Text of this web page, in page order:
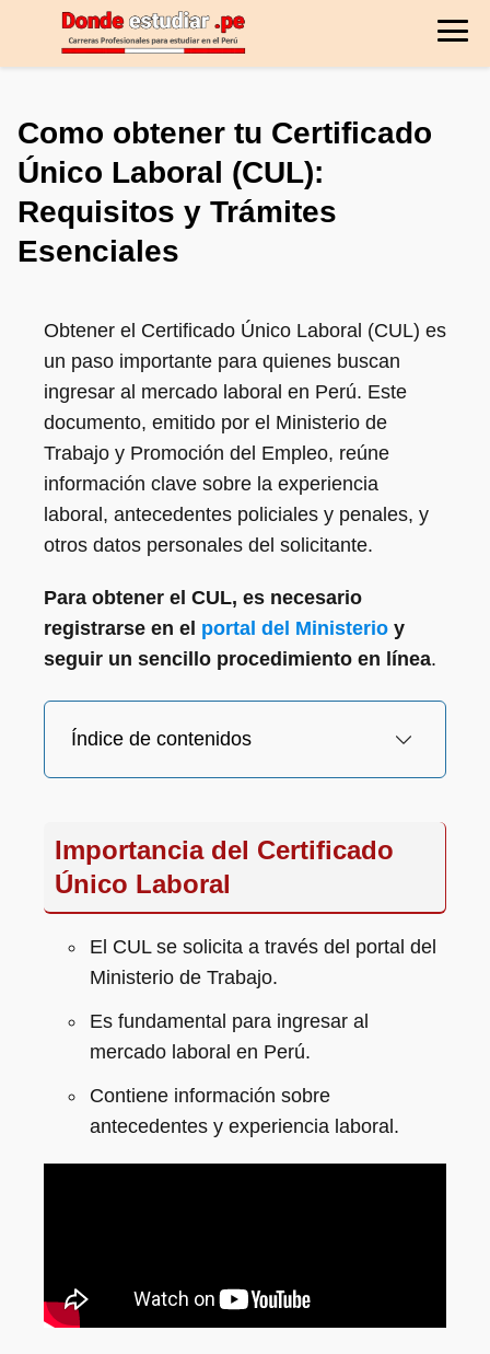
Como obtener tu Certificado
Único Laboral (CUL):
Requisitos y Trámites
Esenciales
Obtener el Certificado Único Laboral (CUL) es
un paso importante para quienes buscan
ingresar al mercado laboral en Perú. Este
documento, emitido por el Ministerio de
Trabajo y Promoción del Empleo, reúne
información clave sobre la experiencia
laboral, antecedentes policiales y penales, y
otros datos personales del solicitante.
Para obtener el CUL, es necesario
registrarse en el portal del Ministerio y
seguir un sencillo procedimiento en línea.
Índice de contenidos
Importancia del Certificado
Único Laboral
El CUL se solicita a través del portal del
Ministerio de Trabajo.
Es fundamental para ingresar al
mercado laboral en Perú.
Contiene información sobre
antecedentes y experiencia laboral.